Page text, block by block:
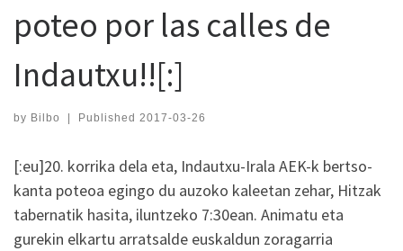
poteo por las calles de
Indautxu!![:]
by Bilbo | Published 2017-03-26
[:eu]20. korrika dela eta, Indautxu-Irala AEK-k bertso-
kanta poteoa egingo du auzoko kaleetan zehar, Hitzak
tabernatik hasita, iluntzeko 7:30ean. Animatu eta
gurekin elkartu arratsalde euskaldun zoragarria